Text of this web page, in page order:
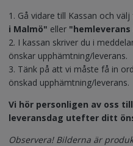
1. Gå vidare till Kassan och
i Malmö" eller "hemleverans
2. I kassan skriver du i
önskar upphämtning/leverans.
3. Tänk på att vi måste få in
önskad upphämtning/leverans.
Vi hör personligen av oss
leveransdag utefter ditt
Observera! Bilderna är